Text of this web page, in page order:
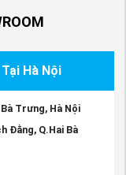
Hà Nội
Trưng, Hà Nội
Đằng, Q.Hai Bà